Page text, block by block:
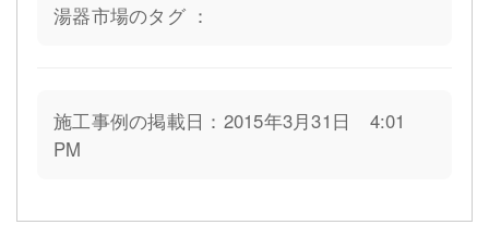
湯器市場のタグ ：
施工事例の掲載日：2015年3月31日 4:01
PM